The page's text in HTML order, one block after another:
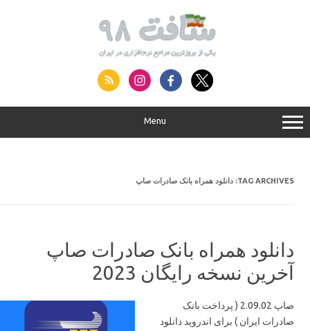
Menu
TAG ARCHIVES: دانلود همراه بانک صادرات صاپ
دانلود همراه بانک صادرات صاپ
آخرین نسخه رایگان 2023
صاپ 2.09.02 ( پرداخت بانک
صادرات ایران ) برای اندروید دانلود